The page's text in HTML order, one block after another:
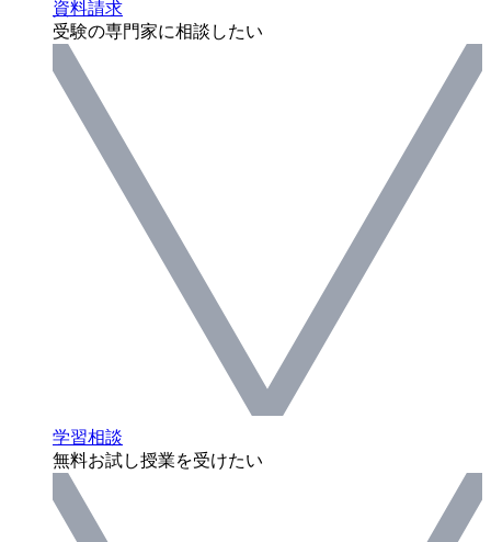
資料請求
受験の専門家に相談したい
学習相談
無料お試し授業を受けたい